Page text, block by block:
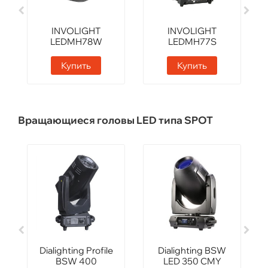
INVOLIGHT
LEDMH78W
Купить
INVOLIGHT
LEDMH77S
Купить
Вращающиеся головы LED типа SPOT
Dialighting Profile
BSW 400
Dialighting BSW
LED 350 CMY